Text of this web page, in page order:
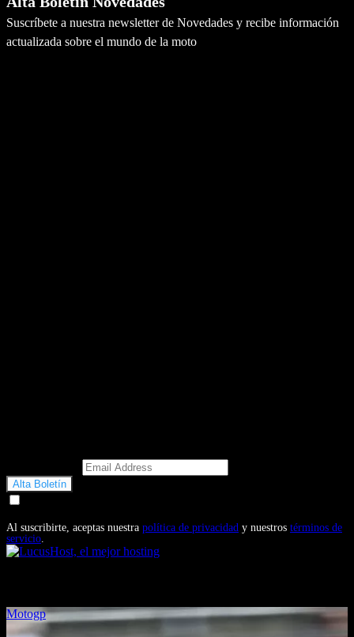
Suscríbete a nuestra newsletter de Novedades y recibe información
actualizada sobre el mundo de la moto
Al suscribirte, aceptas nuestra política de privacidad y nuestros términos de
servicio.
Motogp